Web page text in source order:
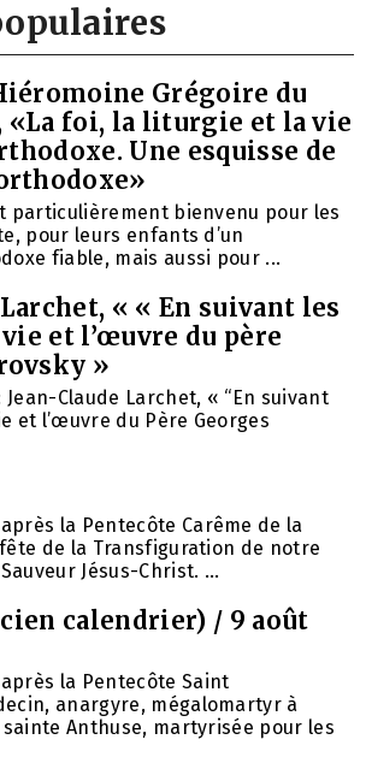
Grégoire du
«La foi, la liturgie et la vie
Une esquisse de
particulièrement bienvenu pour les
pour leurs enfants d’un
fiable, mais aussi pour ...
« « En suivant les
et l’œuvre du père
»
Claude Larchet, « “En suivant
et l’œuvre du Père Georges
la Pentecôte Carême de la
de la Transfiguration de notre
Jésus-Christ. ...
calendrier) / 9 août
la Pentecôte Saint
anargyre, mégalomartyr à
sainte Anthuse, martyrisée pour les